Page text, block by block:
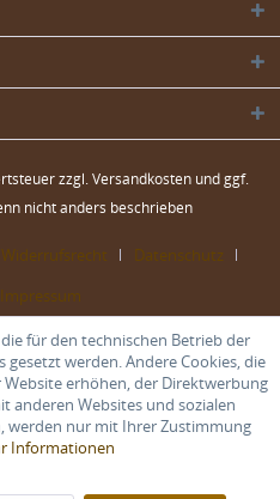
zzgl.Versandkosten und ggf.
nicht anders beschrieben
Widerrufsrecht
Datenschutz
Impressum
für den technischen Betrieb der
werden. Andere Cookies, die
erhöhen, der Direktwerbung
anderen Websites und sozialen
werden nur mit Ihrer Zustimmung
Informationen